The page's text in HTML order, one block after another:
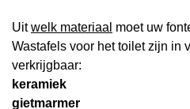
Uitwelk materiaal moet uw
Wastafels voor het toilet zijn in
verkrijgbaar:
keramiek
gietmarmer